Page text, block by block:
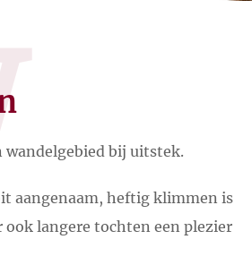
wandelgebied bij uitstek.
aangenaam, heftig klimmen is
langere tochten een plezier